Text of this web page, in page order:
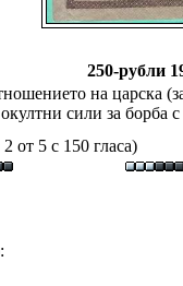
250-рубли
на царска
сили за борба
от 5 с 150 гласа)